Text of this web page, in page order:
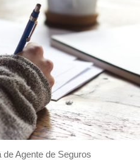
de Agente de Seguros